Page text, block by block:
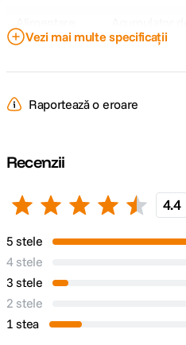
CAP BLIT SI AJUSTARI:
Cap bounce -7 ~ +120°
COMPATIBILITATE SI CONTROL:
Compatibilitate
DETALII PRODUCATOR
Vezi mai multe specificații
Raportează o eroare
Recenzii
4.4
5 stele
4 stele
3 stele
2 stele
1 stea